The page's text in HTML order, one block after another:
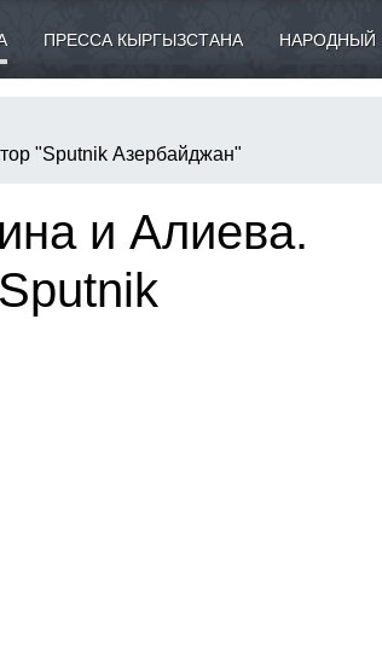
ПРЕССА КЫРГЫЗСТАНА НАРОДНЫЙ
"Sputnik Азербайджан"
и Алиева.